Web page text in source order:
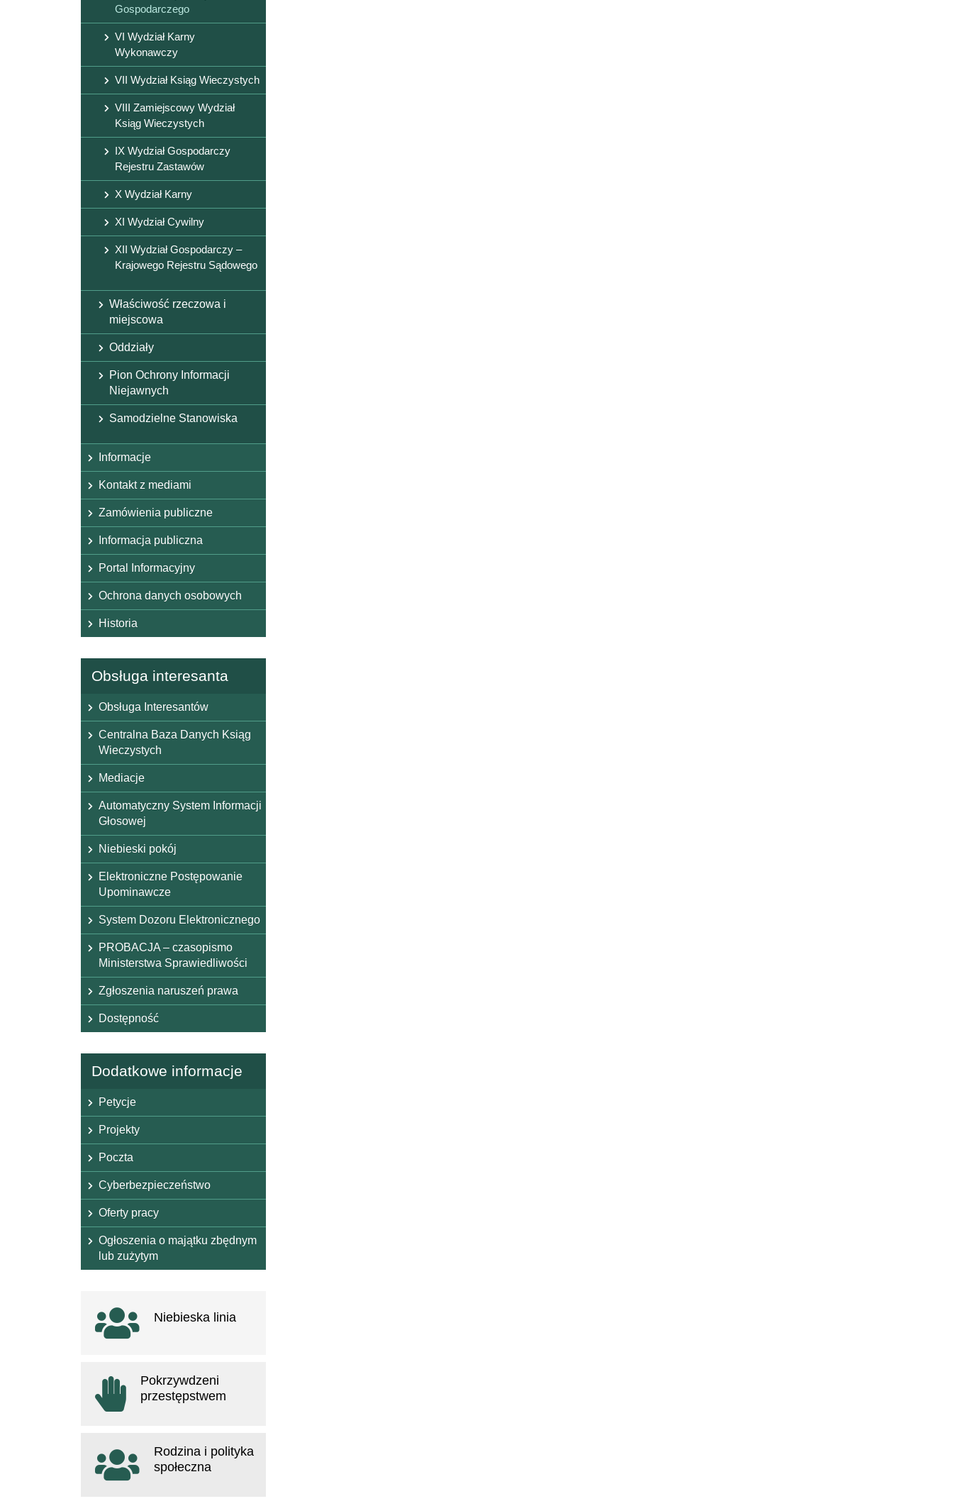
Gospodarczego
VI Wydział Karny
Wykonawczy
VII Wydział Ksiąg Wieczystych
VIII Zamiejscowy Wydział
Ksiąg Wieczystych
IX Wydział Gospodarczy
Rejestru Zastawów
X Wydział Karny
XI Wydział Cywilny
XII Wydział Gospodarczy –
Krajowego Rejestru Sądowego
Właściwość rzeczowa i
miejscowa
Oddziały
Pion Ochrony Informacji
Niejawnych
Samodzielne Stanowiska
Informacje
Kontakt z mediami
Zamówienia publiczne
Informacja publiczna
Portal Informacyjny
Ochrona danych osobowych
Historia
Obsługa interesanta
Obsługa Interesantów
Centralna Baza Danych Ksiąg
Wieczystych
Mediacje
Automatyczny System Informacji
Głosowej
Niebieski pokój
Elektroniczne Postępowanie
Upominawcze
System Dozoru Elektronicznego
PROBACJA – czasopismo
Ministerstwa Sprawiedliwości
Zgłoszenia naruszeń prawa
Dostępność
Dodatkowe informacje
Petycje
Projekty
Poczta
Cyberbezpieczeństwo
Oferty pracy
Ogłoszenia o majątku zbędnym
lub zużytym
Ważne linki
Niebieska linia
Pokrzywdzeni
przestępstwem
Rodzina i polityka
społeczna